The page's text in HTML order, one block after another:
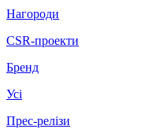
Нагороди
CSR-проекти
Бренд
Усі
Прес-релізи